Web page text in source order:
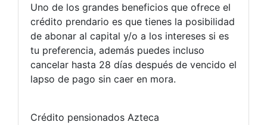
Uno de los grandes beneficios que ofrece el
crédito prendario es que tienes la posibilidad
de abonar al capital y/o a los intereses si es
tu preferencia, además puedes incluso
cancelar hasta 28 días después de vencido el
lapso de pago sin caer en mora.
Crédito pensionados Azteca